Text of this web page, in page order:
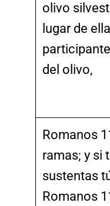
olivo
lugar de
del olivo,
Romanos
ramas; y si
sustentas
Romanos